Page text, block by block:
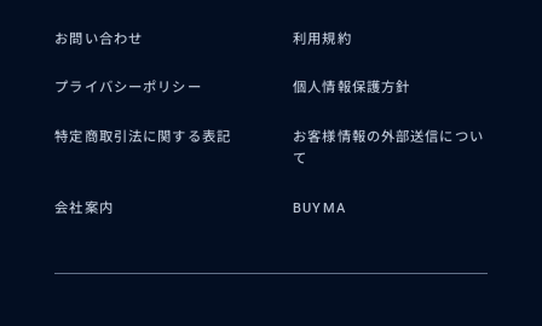
お問い合わせ 利用規約
プライバシーポリシー 個人情報保護方針
特定商取引法に関する表記
お客様情報の外部送信につい
て
会社案内 BUYMA